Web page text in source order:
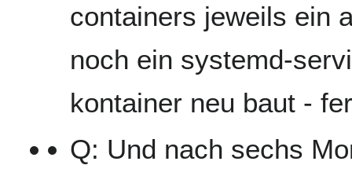
containers jeweils ein
noch ein systemd-
kontainer neu baut -
Q: Und nach sechs